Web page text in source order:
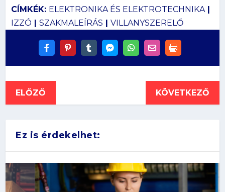
CÍMKÉK: ELEKTRONIKA ÉS ELEKTROTECHNIKA|
IZZÓ | SZAKMALEÍRÁS | VILLANYSZERELŐ
ELŐZŐ KÖVETKEZŐ
Ez is érdekelhet: